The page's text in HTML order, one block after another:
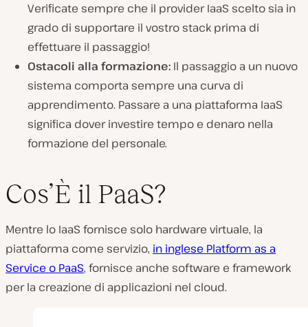
Verificate sempre che il provider IaaS scelto sia in
grado di supportare il vostro stack prima di
effettuare il passaggio!
Ostacoli alla formazione: Il passaggio a un nuovo
sistema comporta sempre una curva di
apprendimento. Passare a una piattaforma IaaS
significa dover investire tempo e denaro nella
formazione del personale.
Cos’È il PaaS?
Mentre lo IaaS fornisce solo hardware virtuale, la
piattaforma come servizio, in inglese Platform as a
Service o PaaS, fornisce anche software e framework
per la creazione di applicazioni nel cloud.